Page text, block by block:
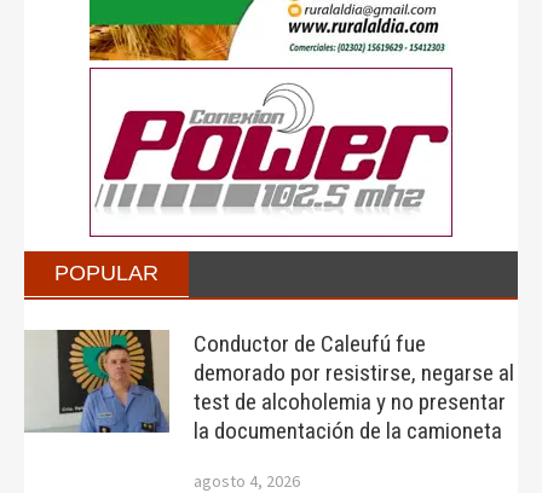
POPULAR
Conductor de Caleufú fue
demorado por resistirse, negarse al
test de alcoholemia y no presentar
la documentación de la camioneta
agosto 4, 2026